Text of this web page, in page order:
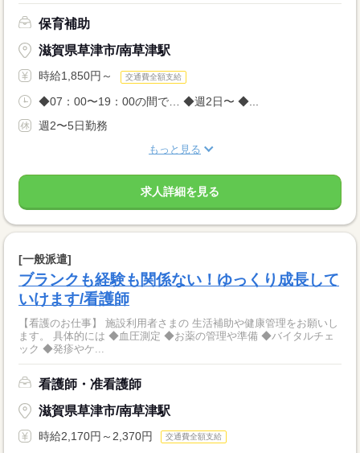
保育補助
滋賀県草津市/南草津駅
時給1,850円～ 交通費全額支給
◆07：00〜19：00の間で… ◆週2日〜 ◆...
週2〜5日勤務
もっと見る
求人詳細を見る
[一般派遣]
ブランクも経験も関係ない！ゆっくり成長して
いけます/看護師
【看護のお仕事】 施設利用者さまの 生活補助や健康管理をお願いし
ます。 具体的には ◆血圧測定 ◆お薬の管理や準備 ◆バイタルチェ
ック ◆発疹やケ...
看護師・准看護師
滋賀県草津市/南草津駅
時給2,170円～2,370円 交通費全額支給